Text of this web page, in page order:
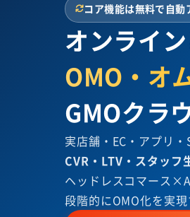
コア機能は無料で自動
オンライ
OMO・オ
GMOクラ
実店舗・EC・アプリ・
CVR・LTV・スタッフ
ヘッドレスコマース
段階的にOMO化を実